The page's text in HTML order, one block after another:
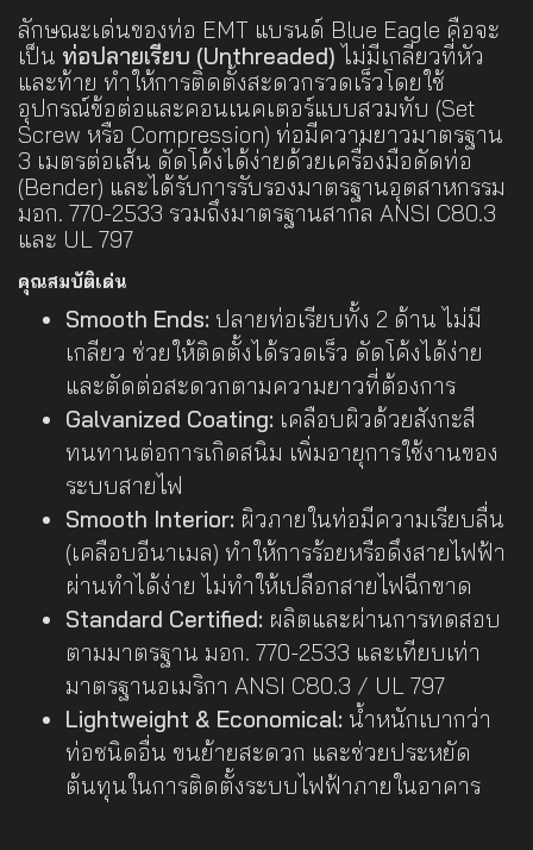
ลักษณะเด่นของท่อ EMT แบรนด์ Blue Eagle คือจะ
เป็น ท่อปลายเรียบ (Unthreaded) ไม่มีเกลียวที่หัว
และท้าย ทำให้การติดตั้งสะดวกรวดเร็วโดยใช้
อุปกรณ์ข้อต่อและคอนเนคเตอร์แบบสวมทับ (Set
Screw หรือ Compression) ท่อมีความยาวมาตรฐาน
3 เมตรต่อเส้น ดัดโค้งได้ง่ายด้วยเครื่องมือดัดท่อ
(Bender) และได้รับการรับรองมาตรฐานอุตสาหกรรม
มอก. 770-2533 รวมถึงมาตรฐานสากล ANSI C80.3
และ UL 797
คุณสมบัติเด่น
Smooth Ends: ปลายท่อเรียบทั้ง 2 ด้าน ไม่มี
เกลียว ช่วยให้ติดตั้งได้รวดเร็ว ดัดโค้งได้ง่าย
และตัดต่อสะดวกตามความยาวที่ต้องการ
Galvanized Coating: เคลือบผิวด้วยสังกะสี
ทนทานต่อการเกิดสนิม เพิ่มอายุการใช้งานของ
ระบบสายไฟ
Smooth Interior: ผิวภายในท่อมีความเรียบลื่น
(เคลือบอีนาเมล) ทำให้การร้อยหรือดึงสายไฟฟ้า
ผ่านทำได้ง่าย ไม่ทำให้เปลือกสายไฟฉีกขาด
Standard Certified: ผลิตและผ่านการทดสอบ
ตามมาตรฐาน มอก. 770-2533 และเทียบเท่า
มาตรฐานอเมริกา ANSI C80.3 / UL 797
Lightweight & Economical: น้ำหนักเบากว่า
ท่อชนิดอื่น ขนย้ายสะดวก และช่วยประหยัด
ต้นทุนในการติดตั้งระบบไฟฟ้าภายในอาคาร